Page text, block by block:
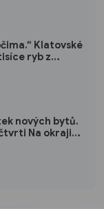
Klatovské
ryb z
nových bytů.
Na okraji